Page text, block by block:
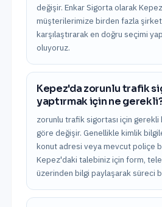
değişir. Enkar Sigorta olarak
müşterilerimize birden fazla
karşılaştırarak en doğru seçimi
oluyoruz.
Kepez'da zorunlu trafik
yaptırmak için ne
zorunlu trafik sigortası için
göre değişir. Genellikle kimlik
konut adresi veya mevcut poliçe
Kepez'daki talebiniz için form,
üzerinden bilgi paylaşarak süreci